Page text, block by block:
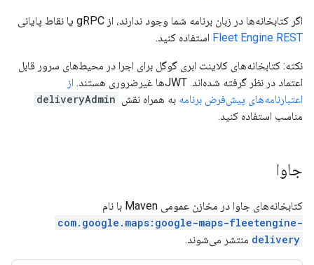
اگر کتابخانه‌ها در زبان برنامه شما وجود ندارند، از gRPC یا نقاط پایانی
Fleet Engine REST استفاده کنید.
نکته: کتابخانه‌های کلاینت ابری گوگل برای اجرا در محیط‌های سرور قابل
اعتماد در نظر گرفته شده‌اند. JWTها غیرضروری هستند.
از
اعتبارنامه‌های پیش‌فرض برنامه به همراه نقش deliveryAdmin
مناسب استفاده کنید.
جاوا
کتابخانه‌های جاوا در مخازن عمومی Maven با نام
com.google.maps:google-maps-fleetengine-
delivery منتشر می‌شوند.